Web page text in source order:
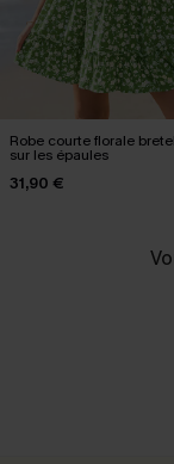
Robe courte florale
sur les épaules
31,90 €